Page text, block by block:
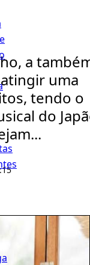
a
uma
tendo o
do